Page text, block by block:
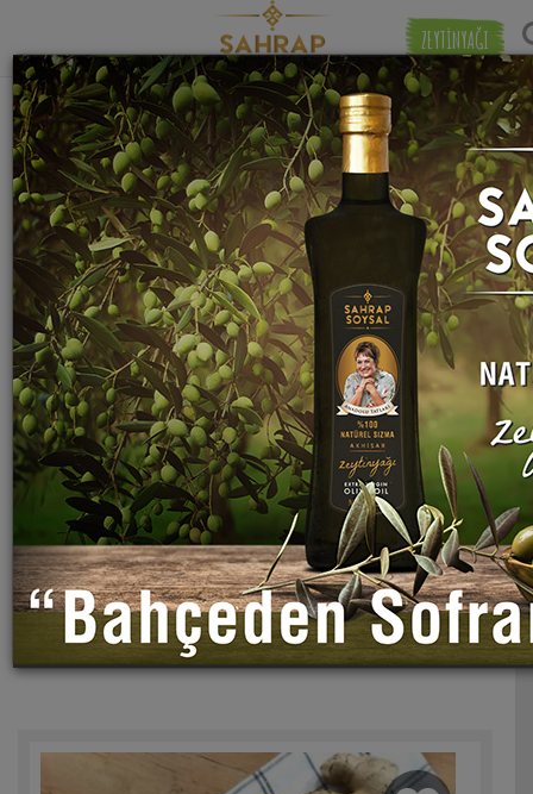
ZEYTİNYAĞI
"tane karabiber" etiketiyle eşleşen (11)
tarif bulundu.
Eşleşmeye